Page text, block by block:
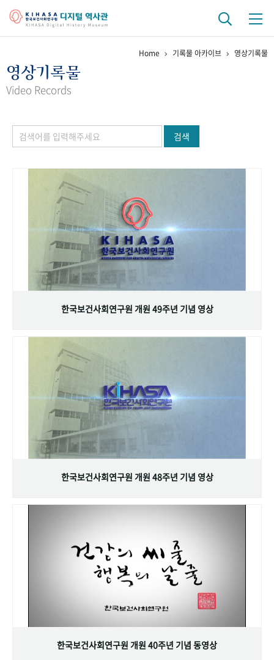
걸어온 길 기관 변천사
정책과 연구 키워드로 보는 연구 역사
연구자들
기록물 아카이브
사진 아카이브 문서 기록물 행정박물 영상 기록물
주년 기념
성과 50선 숫자로 보는 50년
VR 역사관
Home 기록물 아카이브 영상기록물
영상기록물
Video Records
검색
한국보건사회연구원 개원 49주년 기념 영상
한국보건사회연구원 개원 48주년 기념 영상
한국보건사회연구원 개원 40주년 기념 동영상